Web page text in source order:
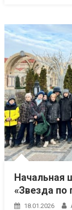
Начальная
«Звезда по
18.01.2026